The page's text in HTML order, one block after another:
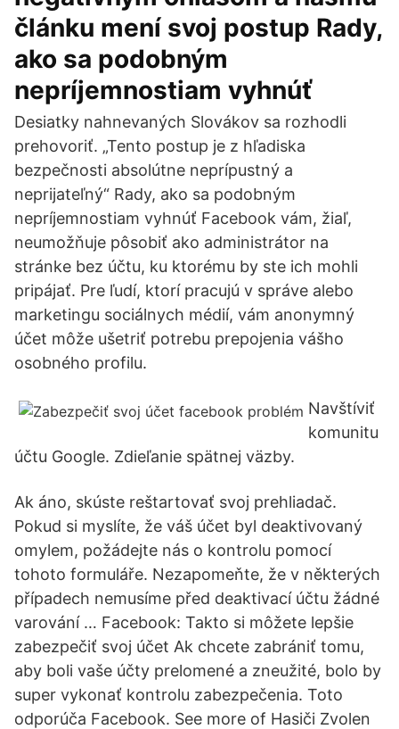
článku mení svoj postup Rady,
ako sa podobným
nepríjemnostiam vyhnúť
Desiatky nahnevaných Slovákov sa rozhodli
prehovoriť. „Tento postup je z hľadiska
bezpečnosti absolútne neprípustný a
neprijateľný“ Rady, ako sa podobným
nepríjemnostiam vyhnúť Facebook vám, žiaľ,
neumožňuje pôsobiť ako administrátor na
stránke bez účtu, ku ktorému by ste ich mohli
pripájať. Pre ľudí, ktorí pracujú v správe alebo
marketingu sociálnych médií, vám anonymný
účet môže ušetriť potrebu prepojenia vášho
osobného profilu.
Navštíviť
komunitu
účtu Google. Zdieľanie spätnej väzby.
Ak áno, skúste reštartovať svoj prehliadač.
Pokud si myslíte, že váš účet byl deaktivovaný
omylem, požádejte nás o kontrolu pomocí
tohoto formuláře. Nezapomeňte, že v některých
případech nemusíme před deaktivací účtu žádné
varování … Facebook: Takto si môžete lepšie
zabezpečiť svoj účet Ak chcete zabrániť tomu,
aby boli vaše účty prelomené a zneužité, bolo by
super vykonať kontrolu zabezpečenia. Toto
odporúča Facebook. See more of Hasiči Zvolen